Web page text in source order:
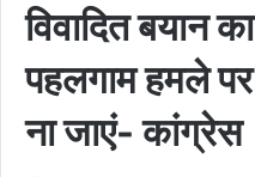
विवादित बयान
पहलगाम हमले पर
ना जाएं- कांग्रेस